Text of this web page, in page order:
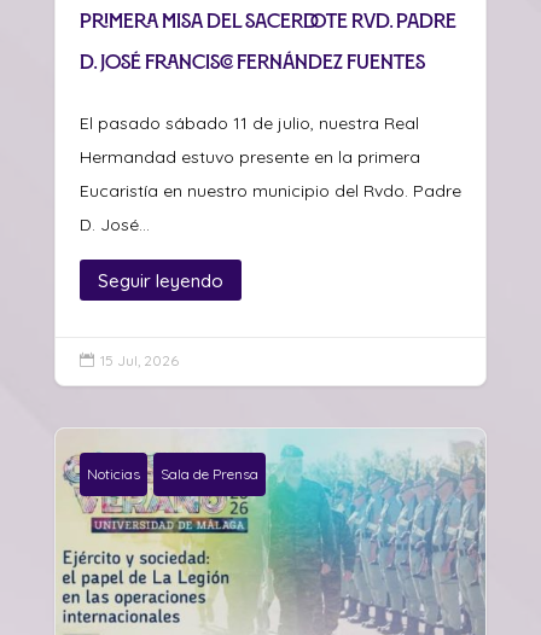
Primera misa del sacerdote Rvd. Padre
D. José Francisco Fernández Fuentes
El pasado sábado 11 de julio, nuestra Real
Hermandad estuvo presente en la primera
Eucaristía en nuestro municipio del Rvdo. Padre
D. José...
Seguir leyendo
 15 Jul, 2026
Noticias Sala de Prensa